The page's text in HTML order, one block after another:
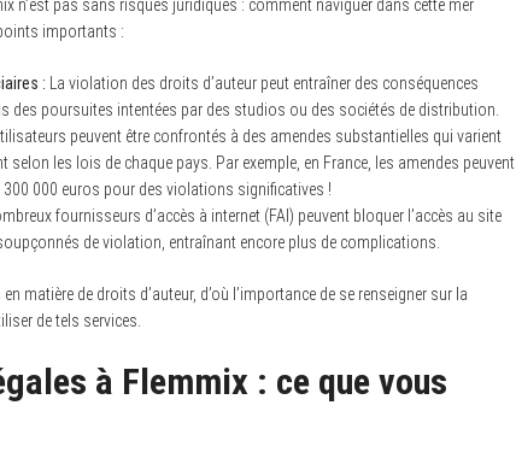
n’est pas sans risques juridiques : comment naviguer dans cette mer
importants :
: La violation des droits d’auteur peut entraîner des conséquences
des poursuites intentées par des studios ou des sociétés de distribution.
peuvent être confrontés à des amendes substantielles qui varient
selon les lois de chaque pays. Par exemple, en France, les amendes peuvent
300 000 euros pour des violations significatives !
fournisseurs d’accès à internet (FAI) peuvent bloquer l’accès au site
de violation, entraînant encore plus de complications.
matière de droits d’auteur, d’où l’importance de se renseigner sur la
de tels services.
à Flemmix : ce que vous